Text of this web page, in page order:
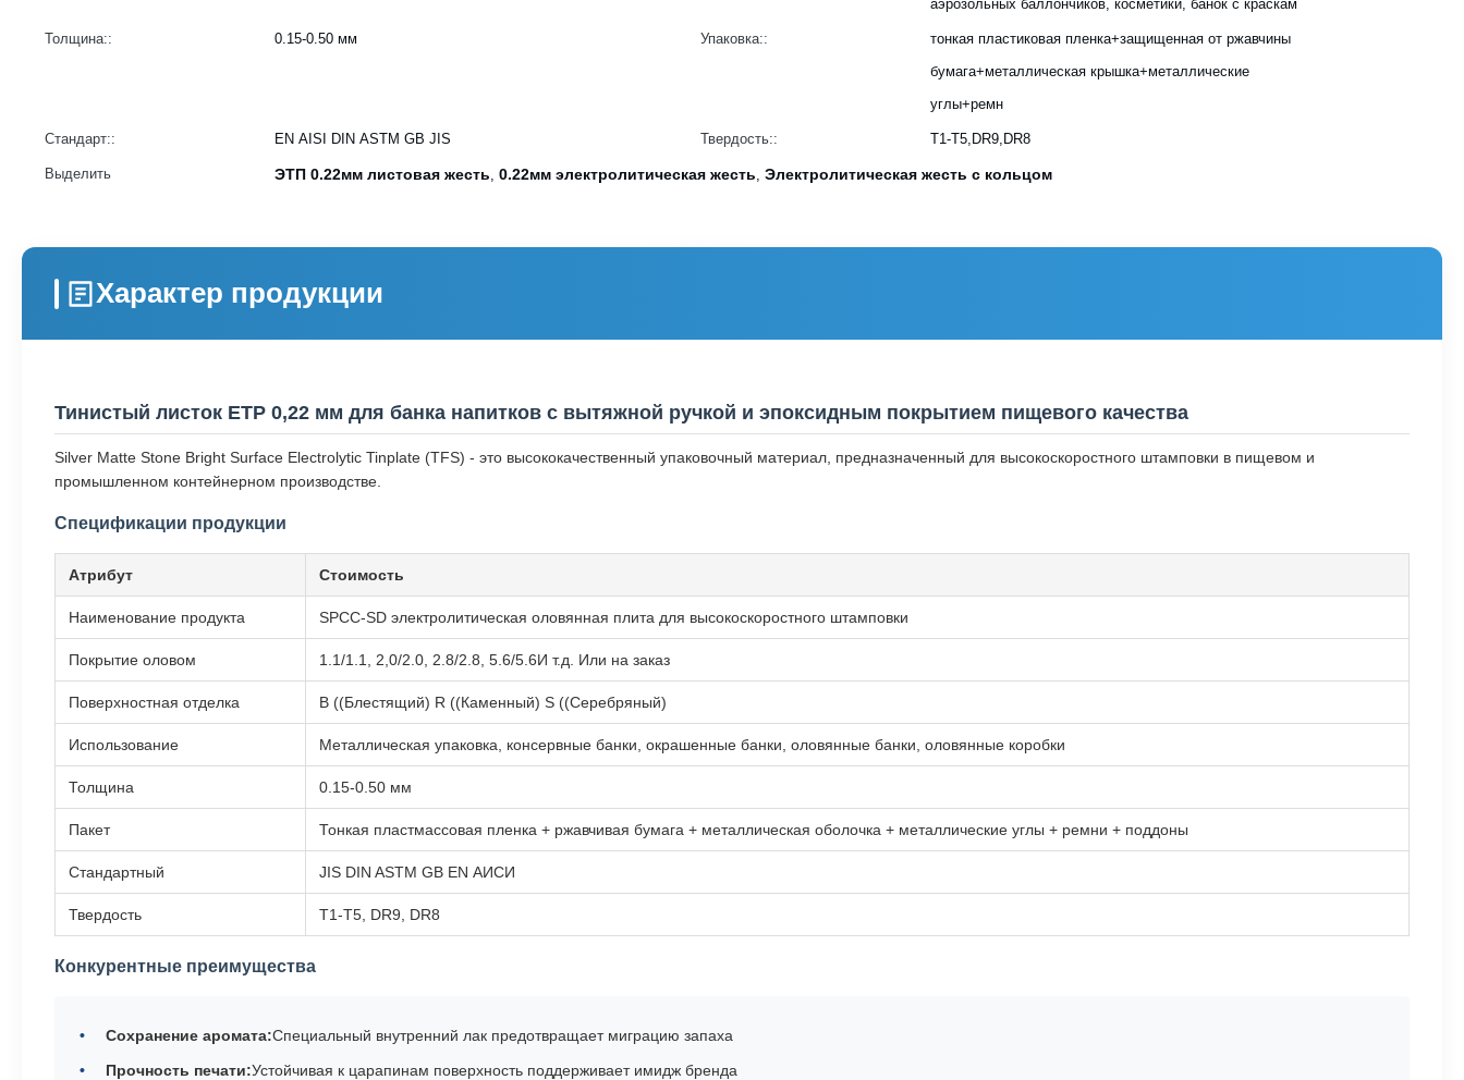
аэрозольных баллончиков, косметики, банок с краскам
Толщина:: 0.15-0.50 мм Упаковка::
тонкая пластиковая пленка+защищенная от ржавчины
бумага+металлическая крышка+металлические
углы+ремн
Стандарт:: EN AISI DIN ASTM GB JIS Твердость:: T1-T5,DR9,DR8
Выделить ЭТП 0.22мм листовая жесть, 0.22мм электролитическая жесть, Электролитическая жесть с кольцом
Характер продукции
Тинистый листок ETP 0,22 мм для банка напитков с вытяжной ручкой и эпоксидным покрытием пищевого качества
Silver Matte Stone Bright Surface Electrolytic Tinplate (TFS) - это высококачественный упаковочный материал, предназначенный для высокоскоростного штамповки в пищевом и
промышленном контейнерном производстве.
Спецификации продукции
Атрибут Стоимость
Наименование продукта SPCC-SD электролитическая оловянная плита для высокоскоростного штамповки
Покрытие оловом 1.1/1.1, 2,0/2.0, 2.8/2.8, 5.6/5.6И т.д. Или на заказ
Поверхностная отделка B ((Блестящий) R ((Каменный) S ((Серебряный)
Использование Металлическая упаковка, консервные банки, окрашенные банки, оловянные банки, оловянные коробки
Толщина 0.15-0.50 мм
Пакет Тонкая пластмассовая пленка + ржавчивая бумага + металлическая оболочка + металлические углы + ремни + поддоны
Стандартный JIS DIN ASTM GB EN АИСИ
Твердость T1-T5, DR9, DR8
Конкурентные преимущества
Сохранение аромата:Специальный внутренний лак предотвращает миграцию запаха
Прочность печати:Устойчивая к царапинам поверхность поддерживает имидж бренда